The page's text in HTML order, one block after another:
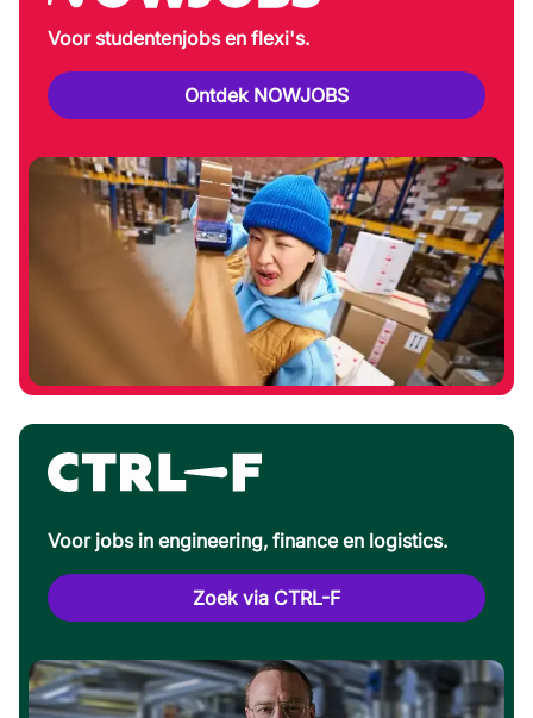
Voor studentenjobs en flexi's.
Ontdek NOWJOBS
Voor jobs in engineering, finance en logistics.
Zoek via CTRL-F